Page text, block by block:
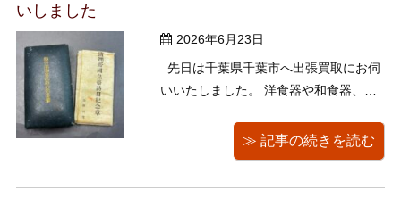
いしました
2026年6月23日
先日は千葉県千葉市へ出張買取にお伺
いいたしました。 洋食器や和食器、陶
ス人形、 そして「満州帝国皇帝訪日記
念章」などをお譲りしていただまし
≫ 記事の続きを読む